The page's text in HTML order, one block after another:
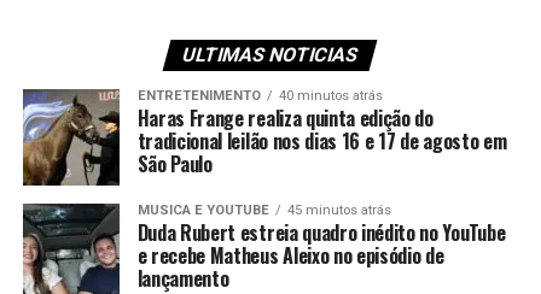
ULTIMAS NOTICIAS
ENTRETENIMENTO 40 minutos atrás
Haras Frange realiza quinta edição do
tradicional leilão nos dias 16 e 17 de agosto em
São Paulo
MUSICA E YOUTUBE 45 minutos atrás
Duda Rubert estreia quadro inédito no YouTube
e recebe Matheus Aleixo no episódio de
lançamento